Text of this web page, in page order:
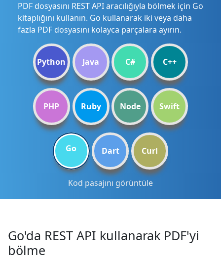
PDF dosyasını REST API aracılığıyla bölmek için Go
kitaplığını kullanın. Go kullanarak iki veya daha
fazla PDF dosyasını kolayca parçalara ayırın.
Python Java C# C++
PHP Ruby Node Swift
Go Dart Curl
Kod pasajını görüntüle
Go'da REST API kullanarak PDF'yi
bölme